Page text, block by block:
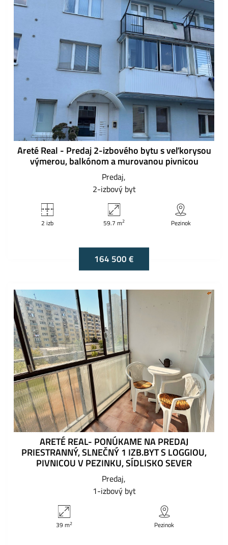
Areté Real - Predaj 2-izbového bytu s veľkorysou
výmerou, balkónom a murovanou pivnicou
Predaj
2-izbový byt
2 izb 59.7 m2 Pezinok
164 500 €
ARETÉ REAL- PONÚKAME NA PREDAJ
PRIESTRANNÝ, SLNEČNÝ 1 IZB.BYT S LOGGIOU,
PIVNICOU V PEZINKU, SÍDLISKO SEVER
Predaj
1-izbový byt
39 m2 Pezinok